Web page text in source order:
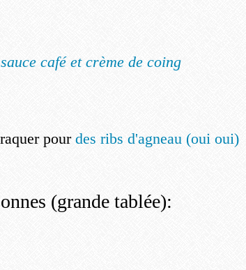
café et crème de coing
pourdes ribs d'agneau (oui oui)
(grande tablée):